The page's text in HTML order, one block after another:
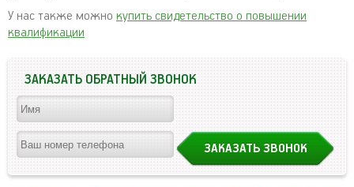
У нас также можно купить свидетельство о повышении
квалификации
ЗАКАЗАТЬ ОБРАТНЫЙ ЗВОНОК